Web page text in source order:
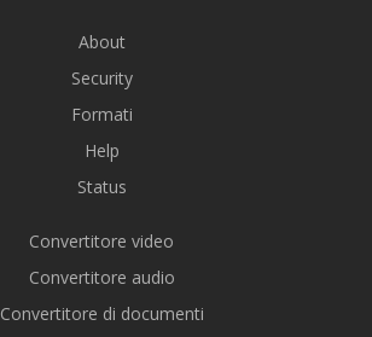
About
Security
Formati
Help
Status
Convertitore video
Convertitore audio
Convertitore di documenti